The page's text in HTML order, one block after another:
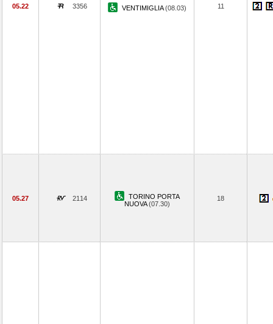
05.22 3356 VENTIMIGLIA(08.03) 11
05.27 2114
TORINO PORTA
NUOVA(07.30)
18